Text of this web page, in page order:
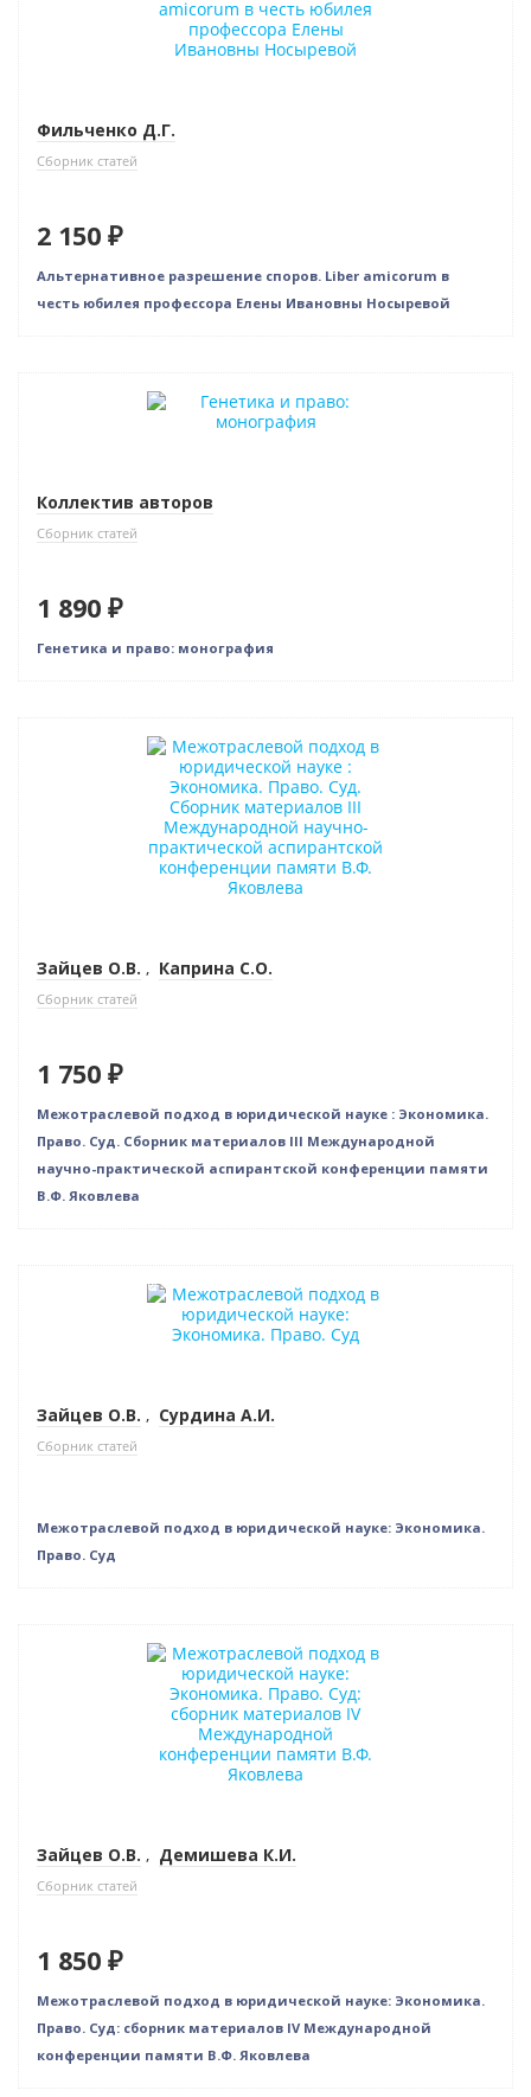
Фильченко Д.Г.
Сборник статей
2 150 ₽
Альтернативное разрешение споров. Liber amicorum в
честь юбилея профессора Елены Ивановны Носыревой
Коллектив авторов
Сборник статей
1 890 ₽
Генетика и право: монография
Зайцев О.В. , Каприна С.О.
Сборник статей
1 750 ₽
Межотраслевой подход в юридической науке : Экономика.
Право. Суд. Сборник материалов III Международной
научно-практической аспирантской конференции памяти
В.Ф. Яковлева
Нет в наличии
Зайцев О.В. , Сурдина А.И.
Сборник статей
Межотраслевой подход в юридической науке: Экономика.
Право. Суд
Зайцев О.В. , Демишева К.И.
Сборник статей
1 850 ₽
Межотраслевой подход в юридической науке: Экономика.
Право. Суд: сборник материалов IV Международной
конференции памяти В.Ф. Яковлева